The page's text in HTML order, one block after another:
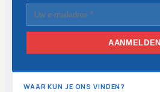
AANMELDEN
WAAR KUN JE ONS VINDEN?